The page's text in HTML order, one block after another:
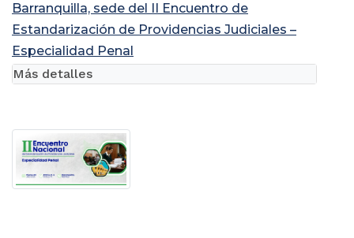
Barranquilla, sede del II Encuentro de
Estandarización de Providencias Judiciales –
Especialidad Penal
Más detalles